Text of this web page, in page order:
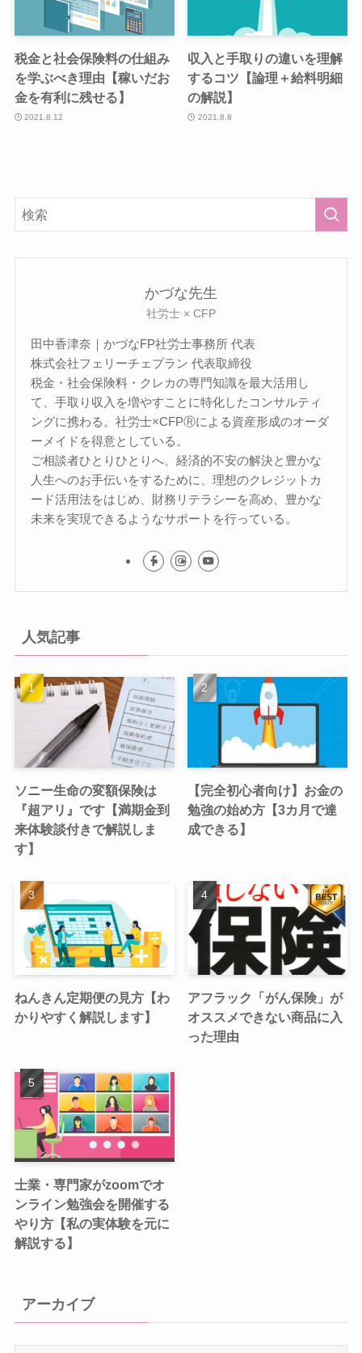
税金と社会保険料の仕組み
を学ぶべき理由【稼いだお
金を有利に残せる】
2021.8.12
収入と手取りの違いを理解
するコツ【論理＋給料明細
の解説】
2021.8.8
かづな先生
社労士 × CFP
田中香津奈｜かづなFP社労士事務所 代表
株式会社フェリーチェプラン 代表取締役
税金・社会保険料・クレカの専門知識を最大活用し
て、手取り収入を増やすことに特化したコンサルティ
ングに携わる。社労士×CFPⓇによる資産形成のオーダ
ーメイドを得意としている。
ご相談者ひとりひとりへ、経済的不安の解決と豊かな
人生へのお手伝いをするために、理想のクレジットカ
ード活用法をはじめ、財務リテラシーを高め、豊かな
未来を実現できるようなサポートを行っている。
人気記事
ソニー生命の変額保険は
『超アリ』です【満期金到
来体験談付きで解説しま
す】
【完全初心者向け】お金の
勉強の始め方【3カ月で達
成できる】
ねんきん定期便の見方【わ
かりやすく解説します】
アフラック「がん保険」が
オススメできない商品に入
った理由
士業・専門家がzoomでオ
ンライン勉強会を開催する
やり方【私の実体験を元に
解説する】
アーカイブ